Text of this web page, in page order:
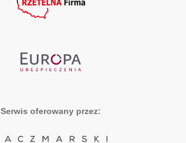
Serwis oferowany przez: